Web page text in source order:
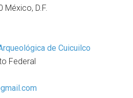
México, D.F.
de Cuicuilco
Federal